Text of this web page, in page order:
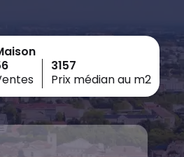
3157
Prix médian au m2